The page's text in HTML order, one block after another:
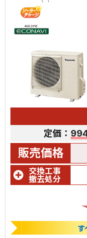
定価：
販売価格
交換工事
撤去処分